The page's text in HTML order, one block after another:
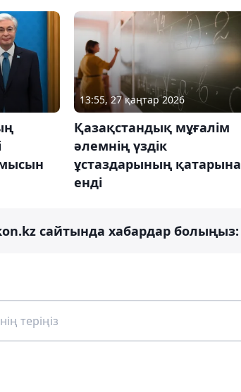
13:55, 27 қаңтар 2026
Қазақстандық мұғалім
әлемнің үздік
ұстаздарының қатарына
енді
сайтында хабардар болыңыз: